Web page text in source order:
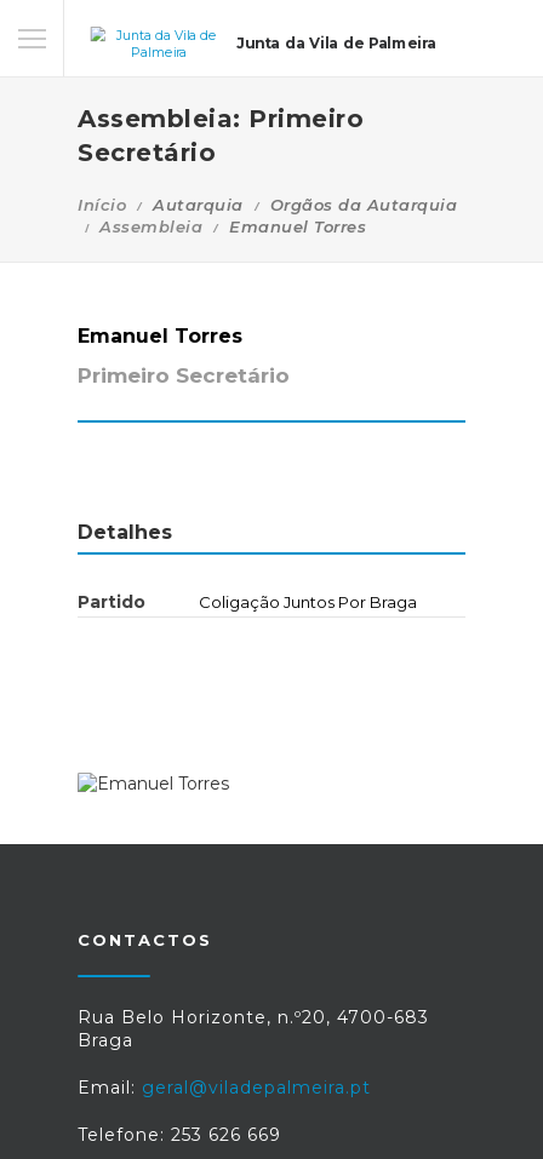
Junta da Vila de Palmeira
Assembleia: Primeiro
Secretário
Início Autarquia
Orgãos da Autarquia
Assembleia
Emanuel Torres
Emanuel Torres
Primeiro Secretário
Detalhes
Partido Coligação Juntos Por Braga
CONTACTOS
Rua Belo Horizonte, n.º20, 4700-683
Braga
Email: geral@viladepalmeira.pt
Telefone: 253 626 669